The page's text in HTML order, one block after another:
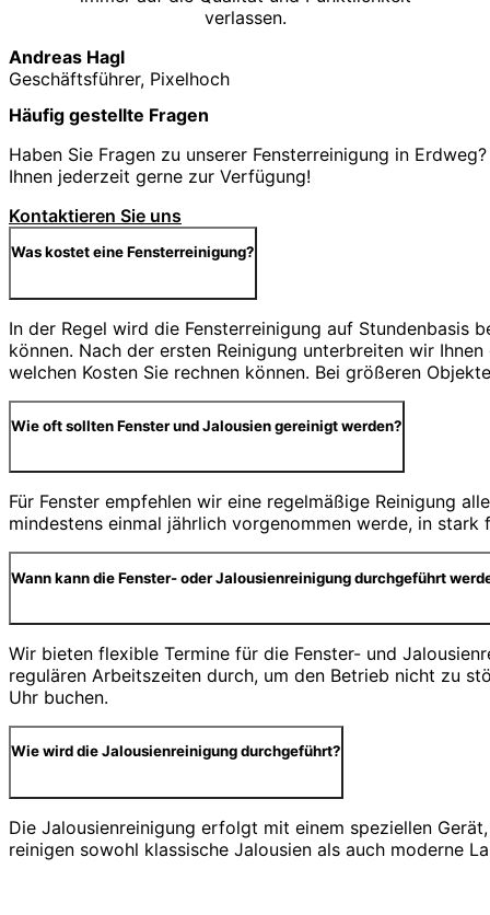
verlassen.
Andreas Hagl
Geschäftsführer, Pixelhoch
Häufig gestellte Fragen
Haben Sie Fragen zu unserer Fensterreinigung in
Ihnen jederzeit gerne zur Verfügung!
Kontaktieren Sie uns
Was kostet eine Fensterreinigung?
In der Regel wird die Fensterreinigung auf Stundenbasis
können. Nach der ersten Reinigung unterbreiten wir
welchen Kosten Sie rechnen können. Bei größeren
Wie oft sollten Fenster und Jalousien gereinigt werden?
Für Fenster empfehlen wir eine regelmäßige Reinigung
mindestens einmal jährlich vorgenommen werde, in
Wann kann die Fenster- oder Jalousienreinigung durchgeführt
Wir bieten flexible Termine für die Fenster- und
regulären Arbeitszeiten durch, um den Betrieb nicht zu
Uhr buchen.
Wie wird die Jalousienreinigung durchgeführt?
Die Jalousienreinigung erfolgt mit einem speziellen
reinigen sowohl klassische Jalousien als auch moderne